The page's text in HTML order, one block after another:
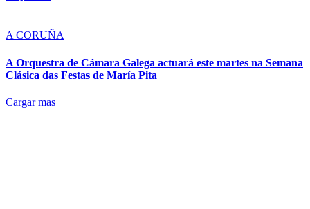
A CORUÑA
A Orquestra de Cámara Galega actuará este martes na Semana
Clásica das Festas de María Pita
Cargar mas